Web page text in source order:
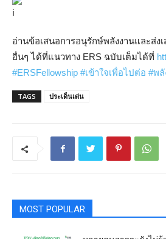
อ่านข้อเสนอการอนุรักษ์พลังงานและส่ง
อื่นๆ ได้ที่แนวทาง ERS ฉบับเต็มได้ที่
#ERSFellowship #เข้าใจเพื่อไปต่อ #พลั
TAGS ประเด็นเด่น
MOST POPULAR